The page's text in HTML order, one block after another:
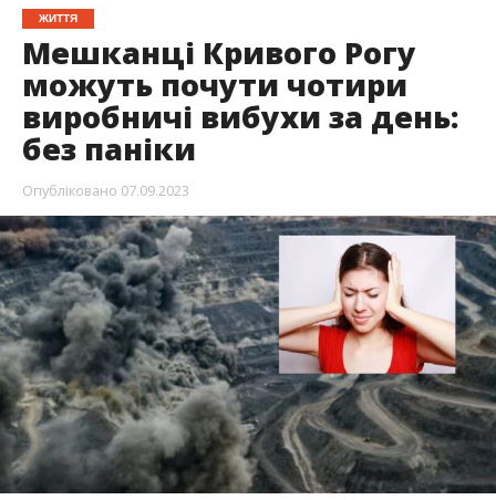
ЖИТТЯ
Мешканці Кривого Рогу
можуть почути чотири
виробничі вибухи за день:
без паніки
Опубліковано 07.09.2023